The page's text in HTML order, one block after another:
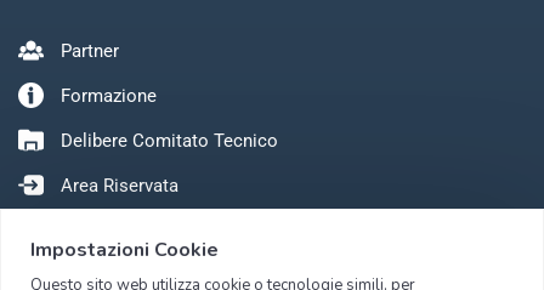
Partner
Formazione
Delibere Comitato Tecnico
Area Riservata
Impostazioni Cookie
Questo sito web utilizza cookie o tecnologie simili, per